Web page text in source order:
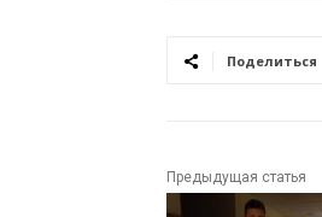
Поделиться
Предыдущая статья